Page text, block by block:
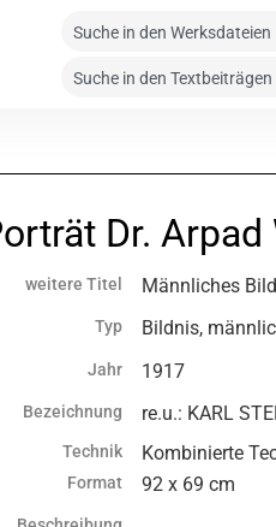
Dr.
weitere Titel Männliches
Typ Bildnis,
Jahr 1917
Bezeichnung re.u.: KARL
Technik Kombinierte
Format 92 x 69 cm